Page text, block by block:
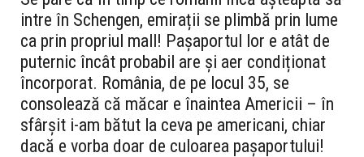
intre în Schengen, emirații se plimbă prin lume
ca prin propriul mall! Pașaportul lor e atât de
puternic încât probabil are și aer condiționat
încorporat. România, de pe locul 35, se
consolează că măcar e înaintea Americii – în
sfârșit i-am bătut la ceva pe americani, chiar
dacă e vorba doar de culoarea pașaportului!